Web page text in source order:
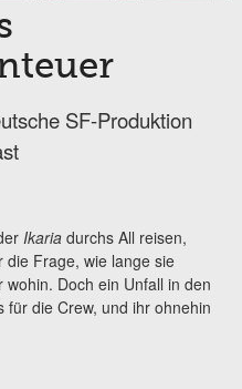
SF-Produktion
Ikaria durchs All reisen,
die Frage, wie lange sie
Doch ein Unfall in den
für die Crew, und ihr ohnehin